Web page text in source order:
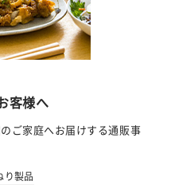
客様へ
ご家庭へお届けする通販事
り製品